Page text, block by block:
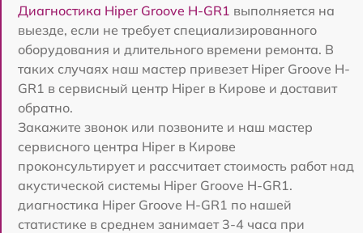
Диагностика Hiper Groove H-GR1 выполняется на
выезде, если не требует специализированного
оборудования и длительного времени ремонта. В
таких случаях наш мастер привезет Hiper Groove H-
GR1 в сервисный центр Hiper в Кирове и доставит
обратно.
Закажите звонок или позвоните и наш мастер
сервисного центра Hiper в Кирове
проконсультирует и рассчитает стоимость работ над
акустической системы Hiper Groove H-GR1.
диагностика Hiper Groove H-GR1 по нашей
статистике в среднем занимает 3-4 часа при